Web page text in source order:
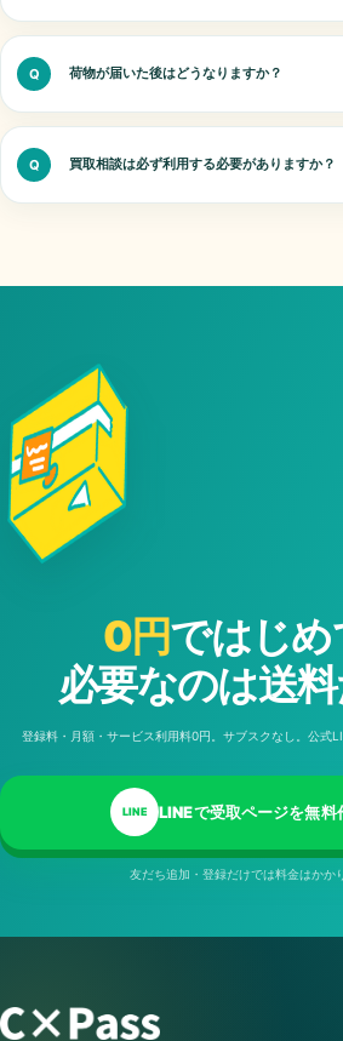
Q 荷物が届いた後はどうなりますか？
Q 買取相談は必ず利用する必要がありますか？
0円ではじめ
必要なのは送料
登録料・月額・サービス利用料0円。サブスクなし。公式
LINE LINEで受取ページを無料
友だち追加・登録だけでは料金はかか